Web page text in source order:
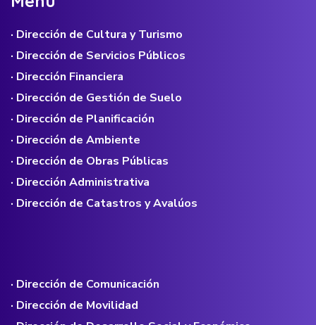
· Dirección de Cultura y Turismo
· Dirección de Servicios Públicos
· Dirección Financiera
· Dirección de Gestión de Suelo
· Dirección de Planificación
· Dirección de Ambiente
· Dirección de Obras Públicas
· Dirección Administrativa
· Dirección de Catastros y Avalúos
· Dirección de Comunicación
· Dirección de Movilidad